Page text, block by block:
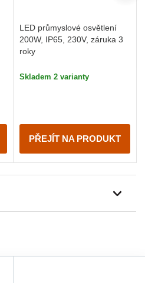
LED průmyslové osvětlení
200W, IP65, 230V, záruka 3
roky
Skladem 2 varianty
PŘEJÍT NA PRODUKT